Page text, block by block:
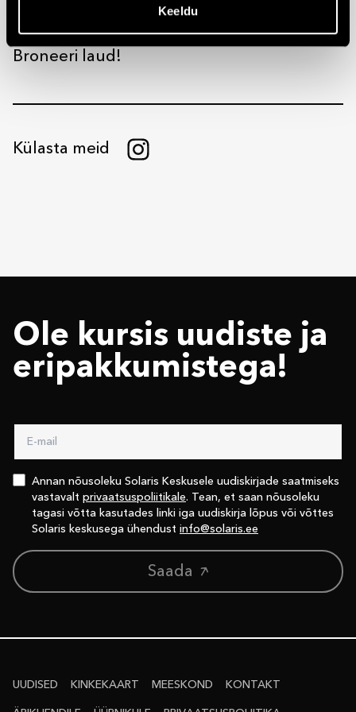
Keeldu
tulla.
Broneeri laud!
Külasta meid
Ole kursis uudiste ja
eri­pakkumistega!
Annan nõusoleku Solaris Keskusele uudiskirjade saatmiseks
vastavalt privaatsuspoliitikale. Tean, et saan nõusoleku
tagasi võtta kasutades linki iga uudiskirja lõpus või võttes
Solaris keskusega ühendust info@solaris.ee
Saada
UUDISED KINKEKAART MEESKOND KONTAKT